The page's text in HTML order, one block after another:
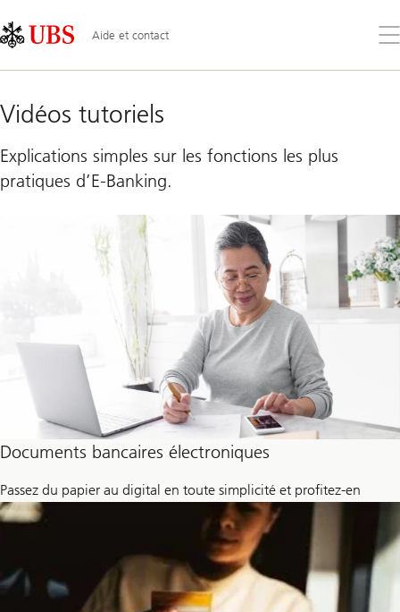
Links
Area
Aide et contact
le
Vidéos tutoriels
Explications simples sur les fonctions les plus
pratiques d’E-Banking.
Documents bancaires électroniques
Passez du papier au digital en toute simplicité et profitez-en